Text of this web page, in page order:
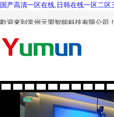
国产高清一区在线,日韩在线一区二
歡迎來到常州元盟智能科技有限公司！